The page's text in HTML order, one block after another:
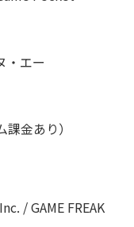
・エー
金あり）
/ GAME FREAK